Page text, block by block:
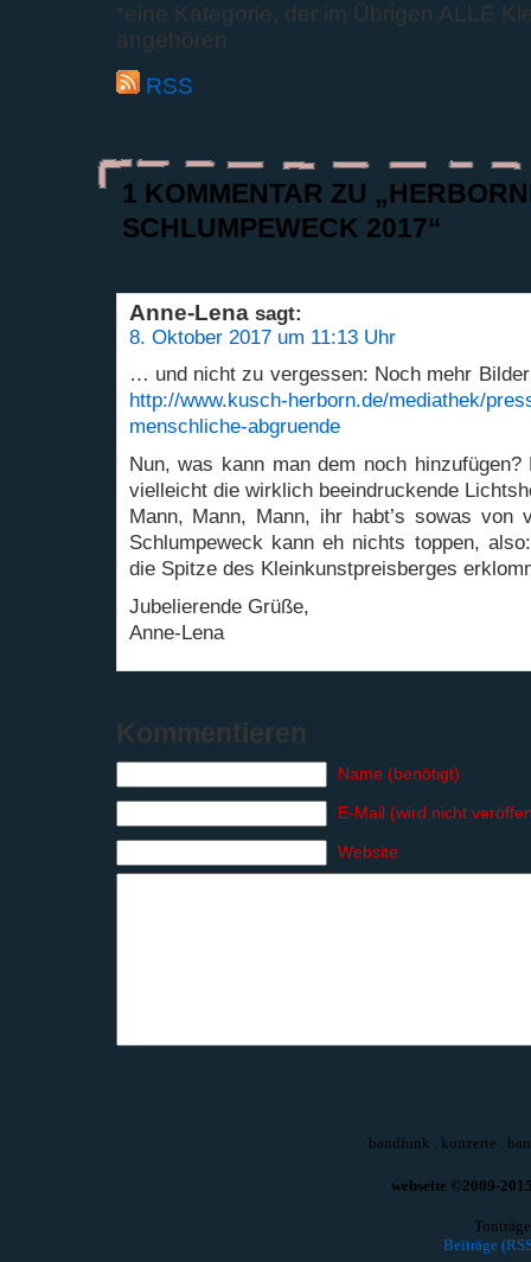
*eine Kategorie, der im Übrigen ALLE
angehören
RSS
1 KOMMENTAR ZU
SCHLUMPEWECK 2017“
Anne-Lena sagt:
8. Oktober 2017 um 11:13 Uhr
… und nicht zu vergessen: Noch mehr
http://www.kusch-herborn.de/mediathek/
menschliche-abgruende
Nun, was kann man dem noch
vielleicht die wirklich beeindruckende
Mann, Mann, Mann, ihr habt’s sowas von
Schlumpeweck kann eh nichts toppen,
die Spitze des Kleinkunstpreisberges
Jubelierende Grüße,
Anne-Lena
Kommentieren
Name (benötigt)
E-Mail (wird nicht
Website
bandfunk . konzerte .
webseite ©2009-
Beiträge